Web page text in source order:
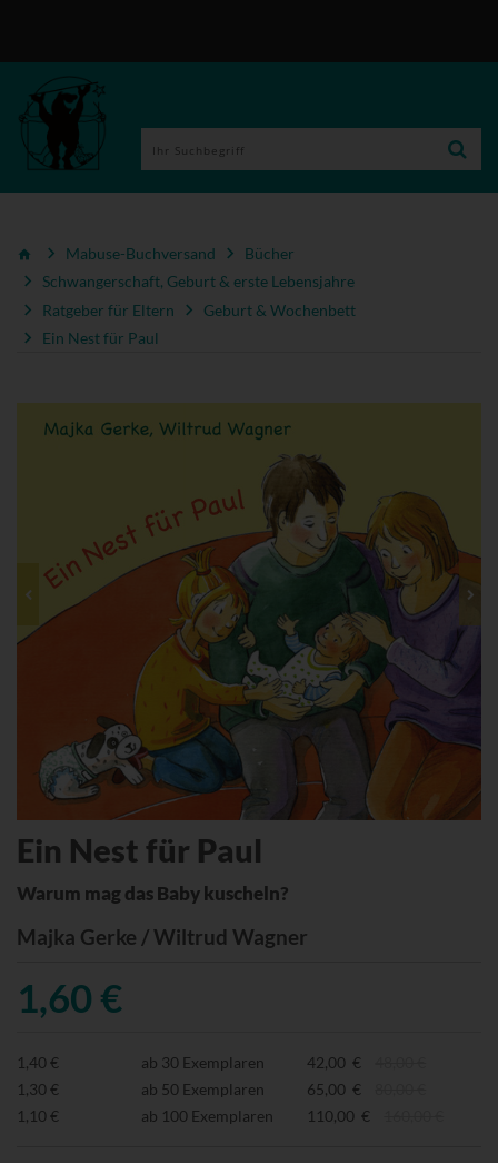
Mabuse-Buchversand
Bücher
Schwangerschaft, Geburt & erste Lebensjahre
Ratgeber für Eltern
Geburt & Wochenbett
Ein Nest für Paul
Ein Nest für Paul
Warum mag das Baby kuscheln?
Majka Gerke / Wiltrud Wagner
1,60 €
1,40 € ab 30 Exemplaren 42,00 €
1,30 €
ab 50 Exemplaren 65,00 €
1,10 €
ab 100 Exemplaren 110,00 €